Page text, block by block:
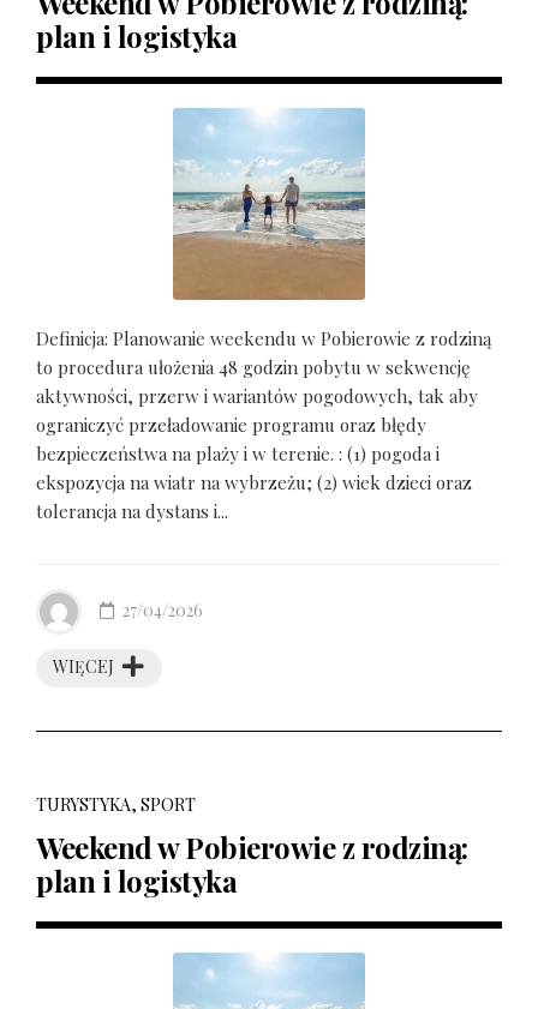
plan i logistyka
Definicja: Planowanie weekendu w Pobierowie z rodziną
to procedura ułożenia 48 godzin pobytu w sekwencję
aktywności, przerw i wariantów pogodowych, tak aby
ograniczyć przeładowanie programu oraz błędy
bezpieczeństwa na plaży i w terenie. : (1) pogoda i
ekspozycja na wiatr na wybrzeżu; (2) wiek dzieci oraz
tolerancja na dystans i...
WIĘCEJ
27/04/2026
TURYSTYKA, SPORT
Weekend w Pobierowie z rodziną:
plan i logistyka